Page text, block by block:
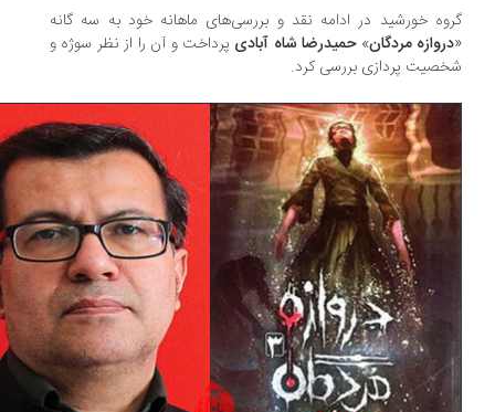
خورشید در ادامه نقد و بررسی‌های ماهانه خود به سه گانه
دروازه مردگان»حمیدرضا شاه آبادیپرداخت و آن را از نظر سوژه و
پردازی بررسی کرد.